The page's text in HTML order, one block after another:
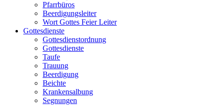
Pfarrbüros
Beerdigungsleiter
Wort Gottes Feier Leiter
Gottesdienste
Gottesdienstordnung
Gottesdienste
Taufe
Trauung
Beerdigung
Beichte
Krankensalbung
Segnungen